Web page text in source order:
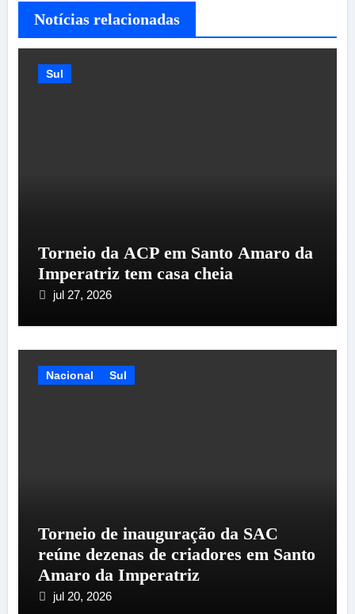
Notícias relacionadas
Sul
Torneio da ACP em Santo Amaro da
Imperatriz tem casa cheia
jul 27, 2026
Nacional Sul
Torneio de inauguração da SAC
reúne dezenas de criadores em Santo
Amaro da Imperatriz
jul 20, 2026